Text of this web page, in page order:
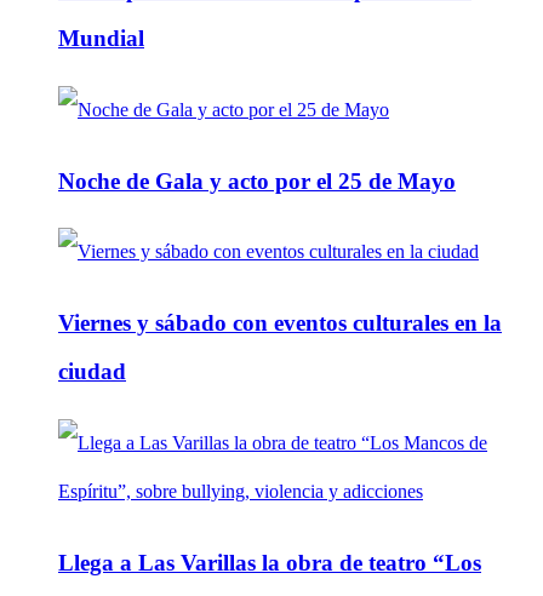
Mundial
Noche de Gala y acto por el 25 de Mayo
Viernes y sábado con eventos culturales en la
ciudad
Llega a Las Varillas la obra de teatro “Los